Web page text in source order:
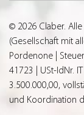
© 2026 Claber. Alle
(Gesellschaft mit
Pordenone |
41723 | USt-IdNr.
3.500.000,00,
und Koordination